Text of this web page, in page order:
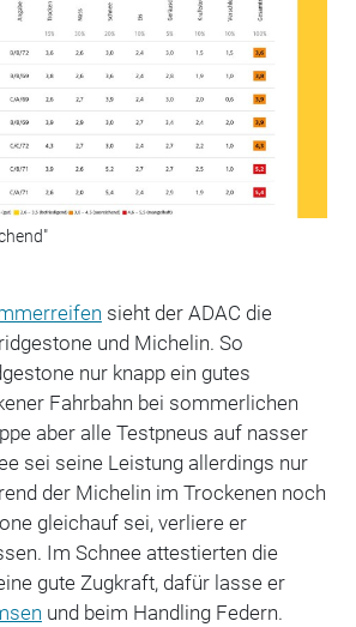
sieht der ADAC die
und Michelin. So
nur knapp ein gutes
Fahrbahn bei sommerlichen
aber alle Testpneus auf nasser
sei seine Leistung allerdings nur
der Michelin im Trockenen noch
gleichauf sei, verliere er
Im Schnee attestierten die
gute Zugkraft, dafür lasse er
und beim Handling Federn.